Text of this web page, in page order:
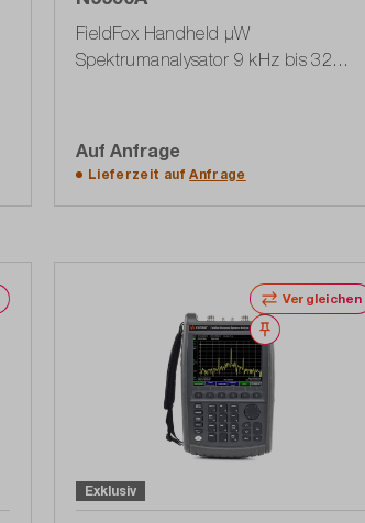
FieldFox Handheld µW
Spektrumanalysator 9 kHz bis 32
Auf Anfrage
Lieferzeit aufAnfrage
Auf die Angebotsliste
Vergleichen
Merken
Exklusiv